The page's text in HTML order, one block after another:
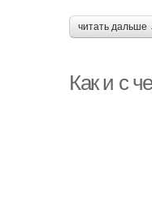
читать дальше
Как и с